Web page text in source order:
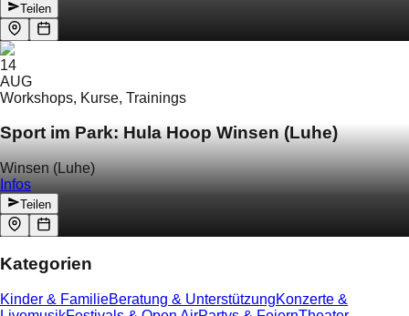
Teilen
14
AUG
Workshops, Kurse, Trainings
Sport im Park: Hula Hoop Winsen (Luhe)
Winsen (Luhe)
Infos
Teilen
Kategorien
Kinder & FamilieBeratung & UnterstützungKonzerte &